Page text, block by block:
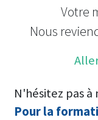
Votre
Nous
N'hésitez pas
Pour la